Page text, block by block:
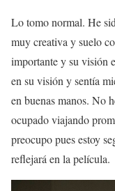
Lo tomo normal. He
muy creativa y suelo
importante y su visión
en su visión y sentía
en buenas manos. No
ocupado viajando
preocupo pues estoy
reflejará en la película.